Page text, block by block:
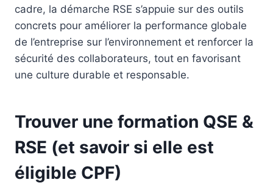
cadre, la démarche RSE s’appuie sur des outils
concrets pour améliorer la performance globale
de l’entreprise sur l’environnement et renforcer la
sécurité des collaborateurs, tout en favorisant
une culture durable et responsable.
Trouver une formation QSE &
RSE (et savoir si elle est
éligible CPF)